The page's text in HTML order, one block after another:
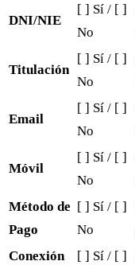
DNI/NIE
[ ] Sí / [ ]
No
Titulación
[ ] Sí / [ ]
No
Email
[ ] Sí / [ ]
No
Móvil
[ ] Sí / [ ]
No
Método de
Pago
[ ] Sí / [ ]
No
Conexión
[ ] Sí / [ ]